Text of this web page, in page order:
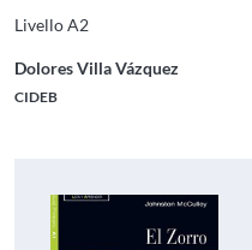
Livello A2
Dolores Villa Vázquez
CIDEB